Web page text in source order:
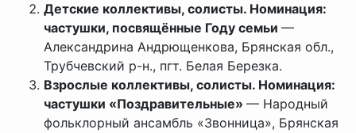
Детские коллективы, солисты. Номинация:
частушки, посвящённые Году семьи —
Александрина Андрющенкова, Брянская обл.,
Трубчевский р-н., пгт. Белая Березка.
Взрослые коллективы, солисты. Номинация:
частушки «Поздравительные» — Народный
фольклорный ансамбль «Звонница», Брянская